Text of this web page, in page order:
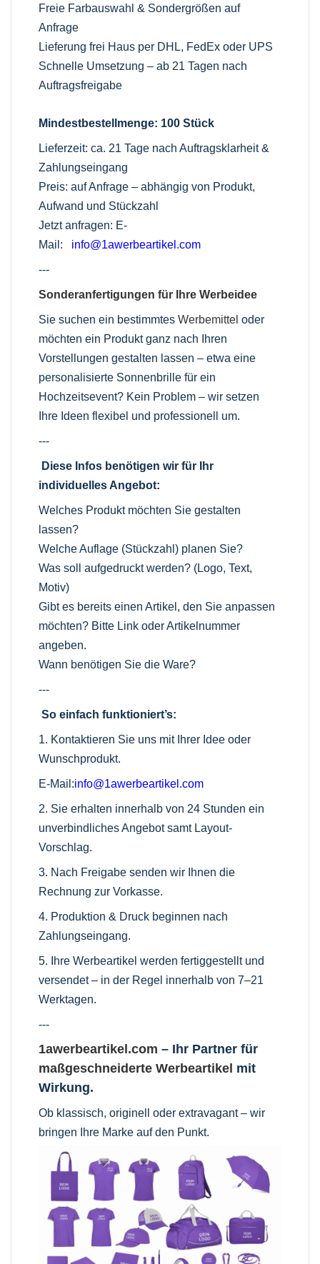
Freie Farbauswahl & Sondergrößen auf
Anfrage
Lieferung frei Haus per DHL, FedEx oder UPS
Schnelle Umsetzung – ab 21 Tagen nach
Auftragsfreigabe
Mindestbestellmenge: 100 Stück
Lieferzeit: ca. 21 Tage nach Auftragsklarheit &
Zahlungseingang
Preis: auf Anfrage – abhängig von Produkt,
Aufwand und Stückzahl
Jetzt anfragen: E-
Mail:
info@1awerbeartikel.com
---
Sonderanfertigungen für Ihre Werbeidee
Sie suchen ein bestimmtesWerbemittel oder
möchten ein Produkt ganz nach Ihren
Vorstellungen gestalten lassen – etwa eine
personalisierte Sonnenbrille für ein
Hochzeitsevent? Kein Problem – wir setzen
Ihre Ideen flexibel und professionell um.
---
Diese Infos benötigen wir für Ihr
individuelles Angebot:
Welches Produkt möchten Sie gestalten
lassen?
Welche Auflage (Stückzahl) planen Sie?
Was soll aufgedruckt werden? (Logo, Text,
Motiv)
Gibt es bereits einen Artikel, den Sie anpassen
möchten? Bitte Link oder Artikelnummer
angeben.
Wann benötigen Sie die Ware?
---
So einfach funktioniert’s:
1. Kontaktieren Sie uns mit Ihrer Idee oder
Wunschprodukt.
E-Mail:info@1awerbeartikel.com
2. Sie erhalten innerhalb von 24 Stunden ein
unverbindliches Angebot samt Layout-
Vorschlag.
3. Nach Freigabe senden wir Ihnen die
Rechnung zur Vorkasse.
4. Produktion & Druck beginnen nach
Zahlungseingang.
5. Ihre Werbeartikel werden fertiggestellt und
versendet – in der Regel innerhalb von 7–21
Werktagen.
---
1awerbeartikel.com – Ihr Partner für
maßgeschneiderte Werbeartikel mit
Wirkung.
Ob klassisch, originell oder extravagant – wir
bringen Ihre Marke auf den Punkt.